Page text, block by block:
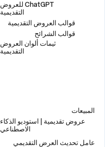
ChatGPT للعروض
التقديمية
قوالب العروض التقديمية
قوالب الشرائح
ثيمات ألوان العروض
التقديمية
المبيعات
عروض تقديمية | استوديو الذكاء
الاصطناعي
عامل تحديث العرض التقديمي